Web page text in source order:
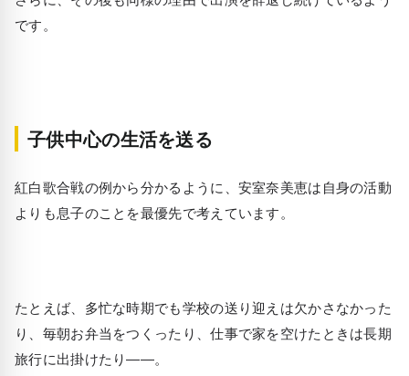
です。
子供中心の生活を送る
紅白歌合戦の例から分かるように、安室奈美恵は自身の活動
よりも息子のことを最優先で考えています。
たとえば、多忙な時期でも学校の送り迎えは欠かさなかった
り、毎朝お弁当をつくったり、仕事で家を空けたときは長期
旅行に出掛けたり――。